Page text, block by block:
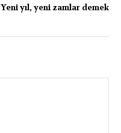
Yeni yıl, yeni zamlar demek